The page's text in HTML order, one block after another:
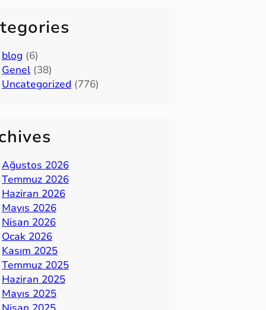
blog (6)
Genel (38)
Uncategorized (776)
Ağustos 2026
Temmuz 2026
Haziran 2026
Mayıs 2026
Nisan 2026
Ocak 2026
Kasım 2025
Temmuz 2025
Haziran 2025
Mayıs 2025